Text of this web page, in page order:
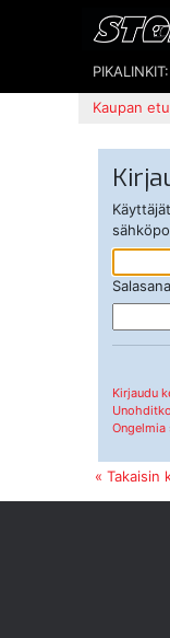
PIKALINKIT:
Kaupan
Kirjaudu
Ongelmia
« Takaisin